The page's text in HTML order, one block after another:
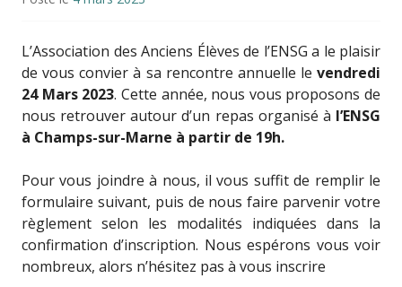
L’Association des Anciens Élèves de l’ENSG a le plaisir
de vous convier à sa rencontre annuelle le vendredi
24 Mars 2023. Cette année, nous vous proposons de
nous retrouver autour d’un repas organisé à l’ENSG
à Champs-sur-Marne à partir de 19h.
Pour vous joindre à nous, il vous suffit de remplir le
formulaire suivant, puis de nous faire parvenir votre
règlement selon les modalités indiquées dans la
confirmation d’inscription. Nous espérons vous voir
nombreux, alors n’hésitez pas à vous inscrire